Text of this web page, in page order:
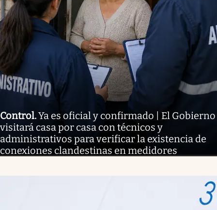
Control.Ya es oficial y confirmado | El Gobierno
visitará casa por casa con técnicos y
administrativos para verificar la existencia de
conexiones clandestinas en medidores